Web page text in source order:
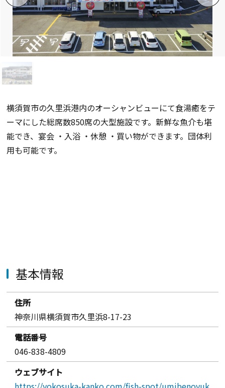
横須賀市の久里浜港内のオーシャンビューにて食湯癒をテ
ーマにした総席数850席の大型施設です。新鮮な魚介も堪
能でき、宴会 ・入浴 ・休憩 ・買い物ができます。団体利
用も可能です。
基本情報
住所
神奈川県横須賀市久里浜8-17-23
電話番号
046-838-4809
ウェブサイト